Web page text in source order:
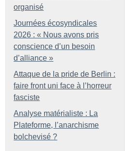
organisé
Journées écosyndicales
2026 : « Nous avons pris
conscience d’un besoin
d’alliance »
Attaque de la pride de Berlin :
faire front uni face à l’horreur
fasciste
Analyse matérialiste : La
Plateforme, l’anarchisme
bolchevisé ?